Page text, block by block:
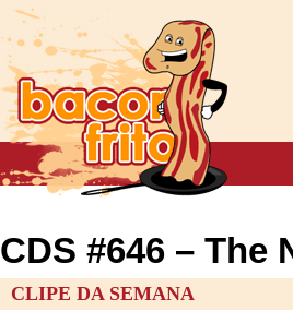
CDS #646 – The
CLIPE DA SEMANA